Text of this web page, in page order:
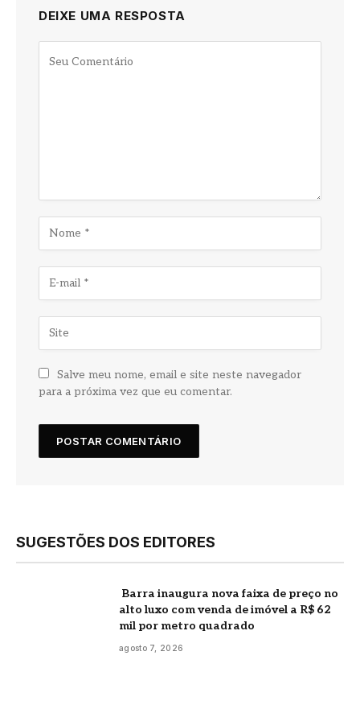
DEIXE UMA RESPOSTA
Salve meu nome, email e site neste navegador
para a próxima vez que eu comentar.
SUGESTÕES DOS EDITORES
Barra inaugura nova faixa de preço no
alto luxo com venda de imóvel a R$ 62
mil por metro quadrado
agosto 7, 2026